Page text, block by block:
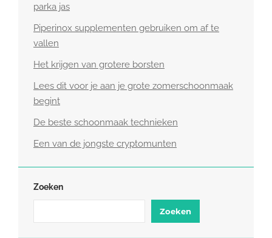
parka jas
Piperinox supplementen gebruiken om af te
vallen
Het krijgen van grotere borsten
Lees dit voor je aan je grote zomerschoonmaak
begint
De beste schoonmaak technieken
Een van de jongste cryptomunten
Zoeken
Zoeken